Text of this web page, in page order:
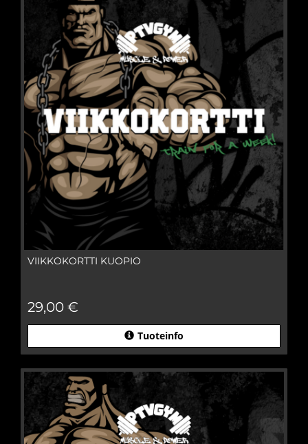
VIIKKOKORTTI KUOPIO
29,00 €
Tuoteinfo